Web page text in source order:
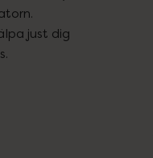
just dig